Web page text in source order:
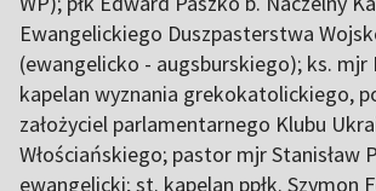
Ewangelickiego Duszpasterstwa
(ewangelicko - augsburskiego); ks. mjr
kapelan wyznania grekokatolickiego,
założyciel parlamentarnego Klubu
Włościańskiego; pastor mjr Stanisław
ewangelicki; st. kapelan ppłk. Szymon